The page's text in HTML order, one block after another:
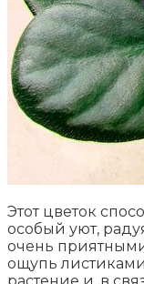
Этот цветок
особый уют,
очень
ощупь